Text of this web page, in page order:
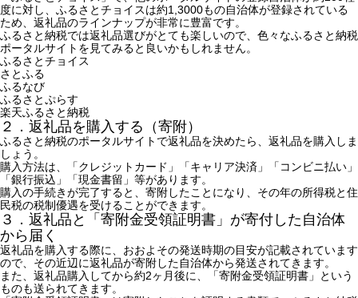
度に対し、ふるさとチョイスは約1,3000もの自治体が登録されている
ため、返礼品のラインナップが非常に豊富です。
ふるさと納税では返礼品選びがとても楽しいので、色々なふるさと納税
ポータルサイトを見てみると良いかもしれません。
ふるさとチョイス
さとふる
ふるなび
ふるさとぷらす
楽天ふるさと納税
２．返礼品を購入する（寄附）
ふるさと納税のポータルサイトで返礼品を決めたら、返礼品を購入しま
しょう。
購入方法は、「クレジットカード」「キャリア決済」「コンビニ払い」
「銀行振込」「現金書留」等があります。
購入の手続きが完了すると、寄附したことになり、その年の所得税と住
民税の税制優遇を受けることができます。
３．返礼品と「寄附金受領証明書」が寄付した自治体
から届く
返礼品を購入する際に、おおよその発送時期の目安が記載されています
ので、その近辺に返礼品が寄附した自治体から発送されてきます。
また、返礼品購入してから約2ヶ月後に、「寄附金受領証明書」という
ものも送られてきます。